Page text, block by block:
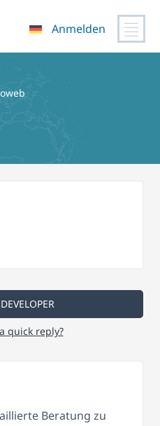
Anmelden
quick reply?
Beratung zu